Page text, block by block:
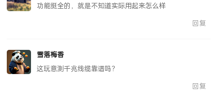
功能挺全的，就是不知道实际用起来怎么样
回复
雪落梅香
这玩意测千兆线缆靠谱吗？
回复